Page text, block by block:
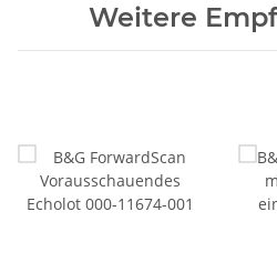
Weitere